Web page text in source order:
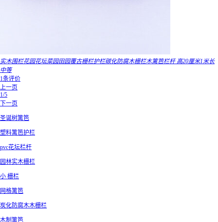
实木围栏花园花坛菜园田园覆古栅栏护栏碳化防腐木栅栏木篱笆栏杆 高20厘米1米长
中等
1条评价
上一页
1/5
下一页
圣诞树篱笆
塑料篱笆护栏
pvc花坛栏杆
园林实木栅栏
小 栅栏
网格篱笆
炭化防腐木木栅栏
木制篱笆